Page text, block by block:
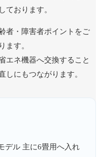
ております。
者・障害者ポイントをご
ます。
エネ機器へ交換すること
しにもつながります。
デル 主に6畳用へ入れ
パスワード*